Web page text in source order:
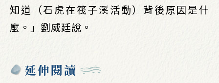
知道（石虎在筏子溪活動）背後原因是什
麼。」劉威廷說。
延伸閱讀